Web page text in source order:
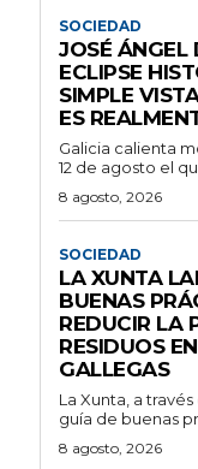
SOCIEDAD
JOSÉ ÁNGEL
ECLIPSE
SIMPLE
ES
Galicia calienta
12 de agosto el
8 agosto, 2026
SOCIEDAD
LA XUNTA
BUENAS
REDUCIR LA
RESIDUOS
GALLEGAS
La Xunta, a
guía de buenas
8 agosto, 2026